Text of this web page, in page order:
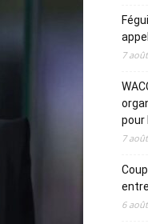
7
pour
7
6